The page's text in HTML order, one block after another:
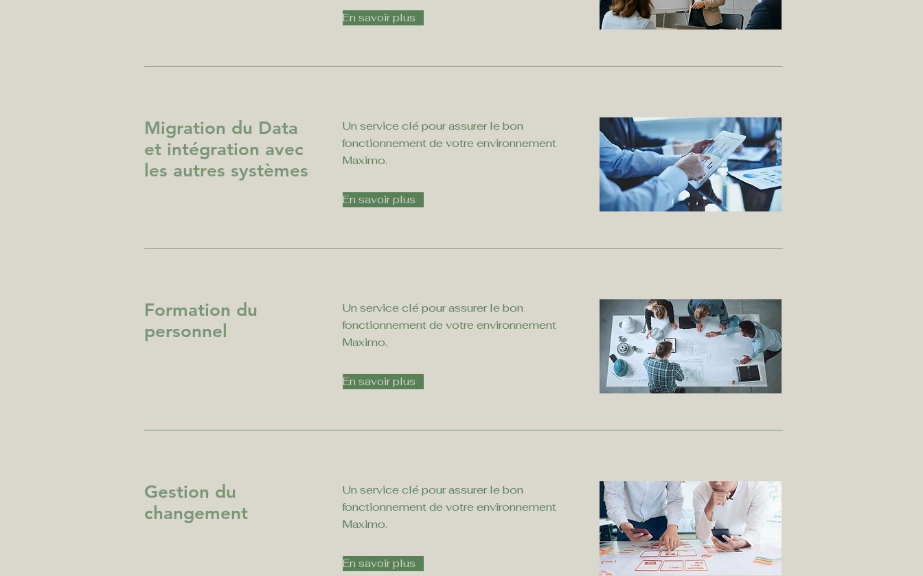
En savoir plus
Migration du Data
et intégration avec
les autres systèmes
Un service clé pour assurer le bon
fonctionnement de votre environnement
Maximo.
En savoir plus
Formation du
personnel
Un service clé pour assurer le bon
fonctionnement de votre environnement
Maximo.
En savoir plus
Gestion du
changement
Un service clé pour assurer le bon
fonctionnement de votre environnement
Maximo.
En savoir plus